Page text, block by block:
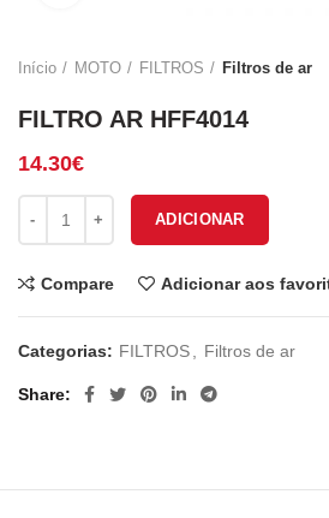
Início MOTO FILTROS Filtros de ar
FILTRO AR HFF4014
14.30€
ADICIONAR
Compare Adicionar aos
Categorias: FILTROS Filtros de ar
Share